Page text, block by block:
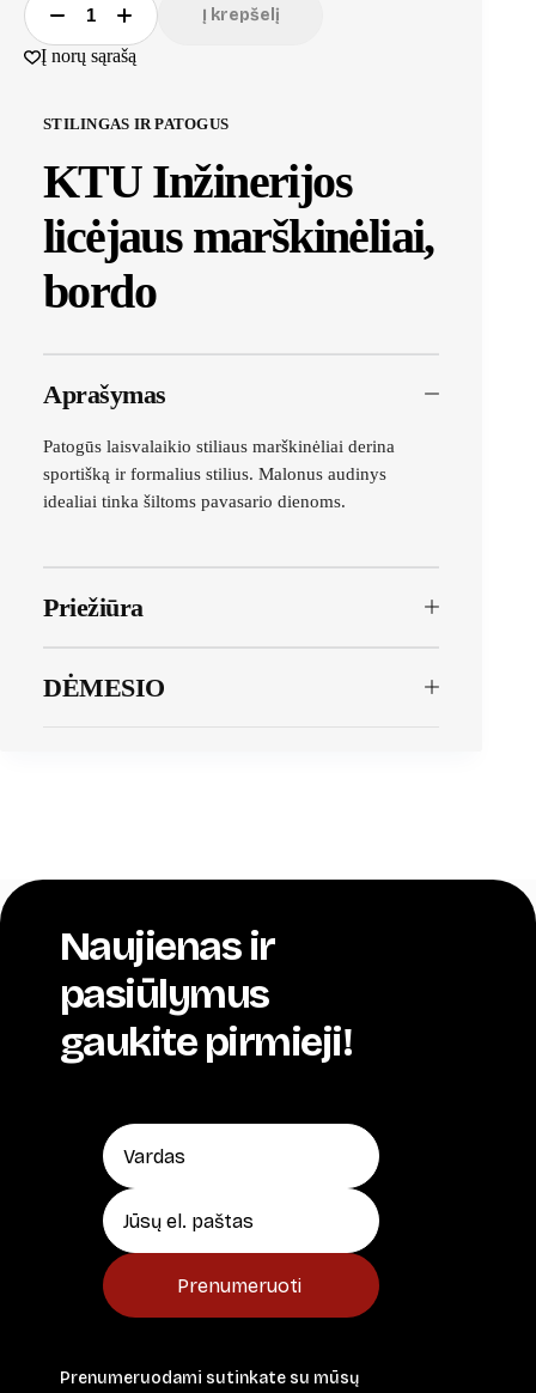
Į krepšelį
Į norų sąrašą
STILINGAS IR PATOGUS
KTU Inžinerijos
licėjaus marškinėliai,
bordo
Aprašymas
Patogūs laisvalaikio stiliaus marškinėliai derina
sportišką ir formalius stilius. Malonus audinys
idealiai tinka šiltoms pavasario dienoms.
Priežiūra
DĖMESIO
Naujienas ir
pasiūlymus
gaukite pirmieji!
Prenumeruoti
Prenumeruodami sutinkate su mūsų